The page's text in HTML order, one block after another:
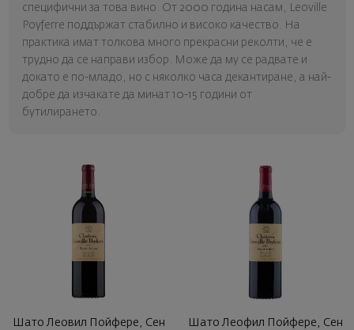
специфични за това вино. От 2000 година насам, Leoville
Poyferre поддържат стабилно и високо качество. На
практика имат толкова много прекрасни реколти, че е
трудно да се направи избор. Може да му се радвате и
докато е по-младо, но с няколко часа декантиране, а най-
добре да изчакате да минат 10-15 години от
бутилирането.
Шато Леовил Пойфере, Сен
Шато Леофил Пойфере, Сен